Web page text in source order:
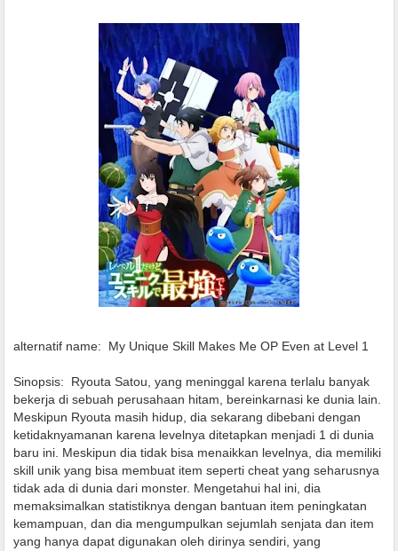
alternatif name: My Unique Skill Makes Me OP Even at Level 1
Sinopsis:
Ryouta Satou, yang meninggal karena terlalu banyak
bekerja di sebuah perusahaan hitam, bereinkarnasi ke dunia lain.
Meskipun Ryouta masih hidup, dia sekarang dibebani dengan
ketidaknyamanan karena levelnya ditetapkan menjadi 1 di dunia
baru ini. Meskipun dia tidak bisa menaikkan levelnya, dia memiliki
skill unik yang bisa membuat item seperti cheat yang seharusnya
tidak ada di dunia dari monster. Mengetahui hal ini, dia
memaksimalkan statistiknya dengan bantuan item peningkatan
kemampuan, dan dia mengumpulkan sejumlah senjata dan item
yang hanya dapat digunakan oleh dirinya sendiri, yang